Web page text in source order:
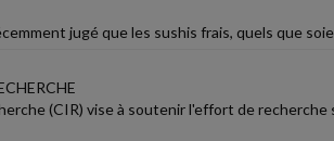
jugé que les sushis frais, quels que
(CIR) vise à soutenir l'effort de